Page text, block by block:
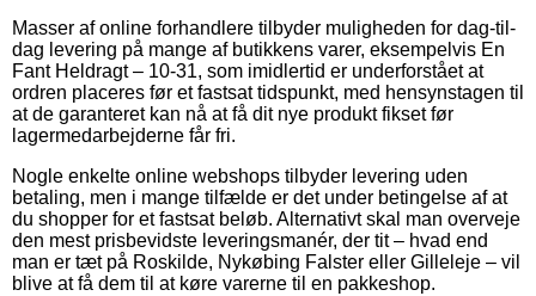
Masser af online forhandlere tilbyder muligheden for dag-til-
dag levering på mange af butikkens varer, eksempelvis En
Fant Heldragt – 10-31, som imidlertid er underforstået at
ordren placeres før et fastsat tidspunkt, med hensynstagen til
at de garanteret kan nå at få dit nye produkt fikset før
lagermedarbejderne får fri.
Nogle enkelte online webshops tilbyder levering uden
betaling, men i mange tilfælde er det under betingelse af at
du shopper for et fastsat beløb. Alternativt skal man overveje
den mest prisbevidste leveringsmanér, der tit – hvad end
man er tæt på Roskilde, Nykøbing Falster eller Gilleleje – vil
blive at få dem til at køre varerne til en pakkeshop.